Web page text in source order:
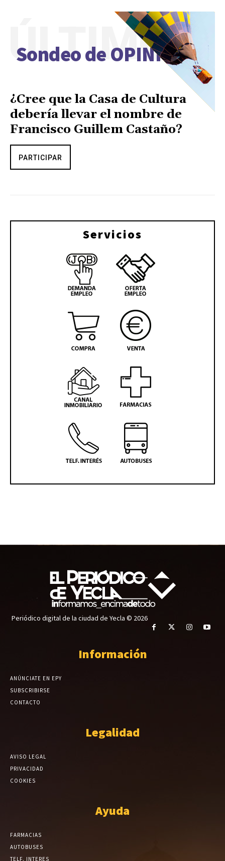
Sondeo de OPINIÓN
ÚLTIMO
¿Cree que la Casa de Cultura
debería llevar el nombre de
Francisco Guillem Castaño?
PARTICIPAR
Servicios
Periódico digital de la ciudad de Yecla © 2026
Información
ANÚNCIATE EN EPY
SUBSCRIBIRSE
CONTACTO
Legalidad
AVISO LEGAL
PRIVACIDAD
COOKIES
Ayuda
FARMACIAS
AUTOBUSES
TELF. INTERES